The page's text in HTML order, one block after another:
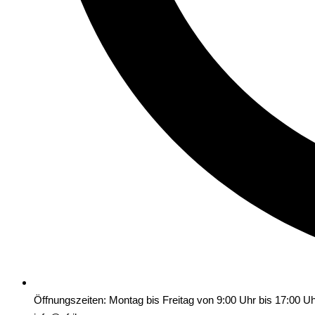
Öffnungszeiten: Montag bis Freitag von 9:00 Uhr bis 17:00